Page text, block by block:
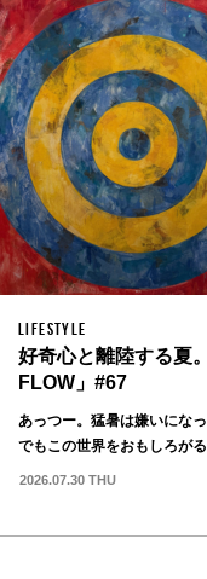
LIFESTYLE
好奇心と離陸する夏
FLOW」#67
あっつー。猛暑は嫌いにな
でもこの世界をおもしろが
2026.07.30 THU